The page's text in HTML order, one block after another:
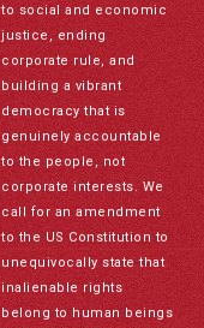
to social and economic
justice, ending
corporate rule, and
building a vibrant
democracy that is
genuinely accountable
to the people, not
corporate interests. We
call for an amendment
to the US Constitution to
unequivocally state that
inalienable rights
belong to human beings